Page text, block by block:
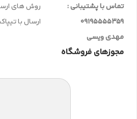
تماس با پشتیبانی :
09195555359
مهدی ویسی
روش های
ارسال با
مجوزهای فروشگاه